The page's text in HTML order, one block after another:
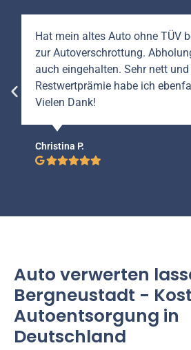
Hat mein altes Auto ohne TÜV
zur Autoverschrottung.
auch eingehalten. Sehr nett
Restwertprämie habe ich
Vielen Dank!
Christina P.
Auto verwerten
Bergneustadt -
Autoentsorgung in
Deutschland